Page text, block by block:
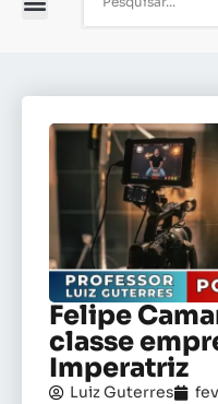
Felipe
classe
Imperatriz
Luiz Guterres